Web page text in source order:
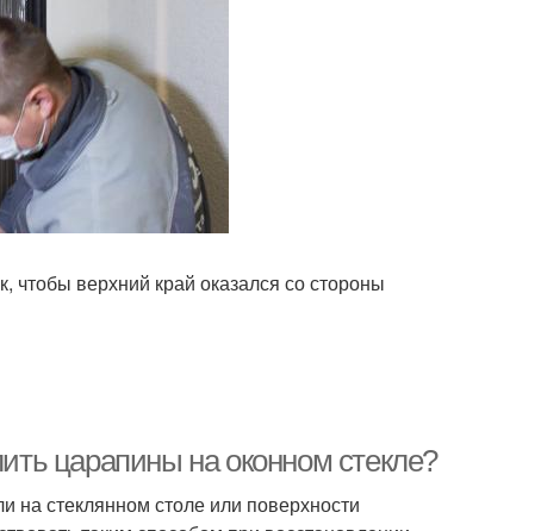
верхний край оказался со стороны
царапины на оконном стекле?
на стеклянном столе или поверхности